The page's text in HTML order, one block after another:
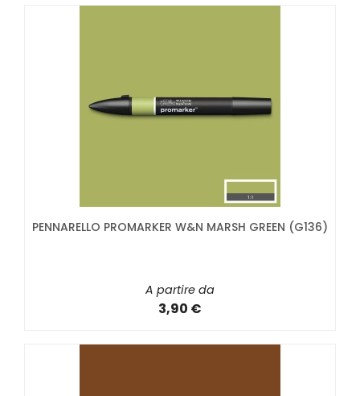
PENNARELLO PROMARKER W&N MARSH GREEN (G136)
A partire da
3,90 €